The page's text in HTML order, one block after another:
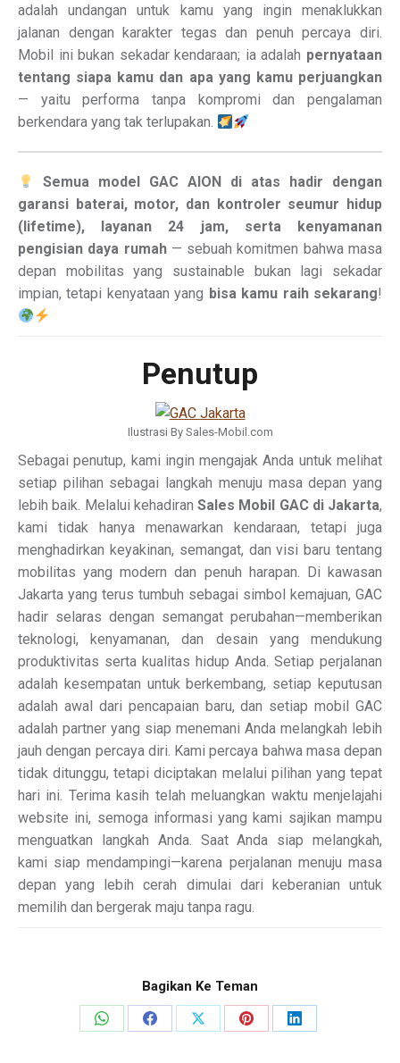
adalah undangan untuk kamu yang ingin menaklukkan
jalanan dengan karakter tegas dan penuh percaya diri.
Mobil ini bukan sekadar kendaraan; ia adalah pernyataan
tentang siapa kamu dan apa yang kamu perjuangkan
— yaitu performa tanpa kompromi dan pengalaman
berkendara yang tak terlupakan.
Semua model GAC AION di atas hadir dengan
garansi baterai, motor, dan kontroler seumur hidup
(lifetime), layanan 24 jam, serta kenyamanan
pengisian daya rumah— sebuah komitmen bahwa masa
depan mobilitas yang sustainable bukan lagi sekadar
impian, tetapi kenyataan yang bisa kamu raih sekarang!
Penutup
Ilustrasi By Sales-Mobil.com
Sebagai penutup, kami ingin mengajak Anda untuk melihat
setiap pilihan sebagai langkah menuju masa depan yang
lebih baik. Melalui kehadiran Sales Mobil GAC di Jakarta,
kami tidak hanya menawarkan kendaraan, tetapi juga
menghadirkan keyakinan, semangat, dan visi baru tentang
mobilitas yang modern dan penuh harapan. Di kawasan
Jakarta yang terus tumbuh sebagai simbol kemajuan, GAC
hadir selaras dengan semangat perubahan—memberikan
teknologi, kenyamanan, dan desain yang mendukung
produktivitas serta kualitas hidup Anda. Setiap perjalanan
adalah kesempatan untuk berkembang, setiap keputusan
adalah awal dari pencapaian baru, dan setiap mobil GAC
adalah partner yang siap menemani Anda melangkah lebih
jauh dengan percaya diri. Kami percaya bahwa masa depan
tidak ditunggu, tetapi diciptakan melalui pilihan yang tepat
hari ini. Terima kasih telah meluangkan waktu menjelajahi
website ini, semoga informasi yang kami sajikan mampu
menguatkan langkah Anda. Saat Anda siap melangkah,
kami siap mendampingi—karena perjalanan menuju masa
depan yang lebih cerah dimulai dari keberanian untuk
memilih dan bergerak maju tanpa ragu.
Bagikan Ke Teman
Share
Share
Share
Share
Share